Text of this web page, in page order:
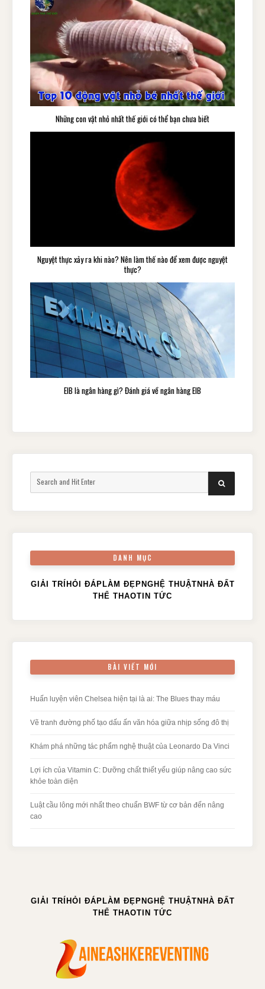
Những con vật nhỏ nhất thế giới có thể bạn chưa biết
Nguyệt thực xảy ra khi nào? Nên làm thế nào để xem được nguyệt
thực?
EIB là ngân hàng gì? Đánh giá về ngân hàng EIB
for:
SEARCH
DANH MỤC
GIẢI TRÍ HỎI ĐÁP LÀM ĐẸP NGHỆ THUẬT NHÀ ĐẤT
THỂ THAOTIN TỨC
BÀI VIẾT MỚI
Huấn luyện viên Chelsea hiện tại là ai: The Blues thay máu
Vẽ tranh đường phố tạo dấu ấn văn hóa giữa nhịp sống đô thị
Khám phá những tác phẩm nghệ thuật của Leonardo Da Vinci
Lợi ích của Vitamin C: Dưỡng chất thiết yếu giúp nâng cao sức
khỏe toàn diện
Luật cầu lông mới nhất theo chuẩn BWF từ cơ bản đến nâng
cao
GIẢI TRÍ HỎI ĐÁP LÀM ĐẸP NGHỆ THUẬT NHÀ ĐẤT
THỂ THAOTIN TỨC